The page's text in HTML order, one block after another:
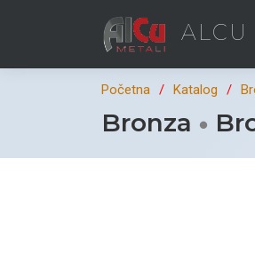
ALCU
Početna Katalog
Bronza